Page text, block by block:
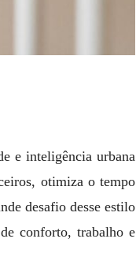
e inteligência urbana
otimiza o tempo
desafio desse estilo
conforto, trabalho e